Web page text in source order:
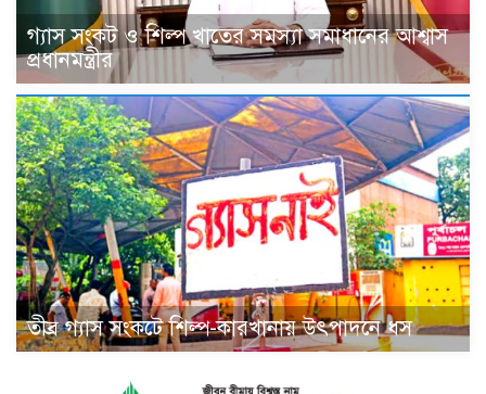
গ্যাস সংকট ও শিল্প খাতের সমস্যা সমাধানের আশ্বাস
প্রধানমন্ত্রীর
তীব্র গ্যাস সংকটে শিল্প-কারখানায় উৎপাদনে ধস